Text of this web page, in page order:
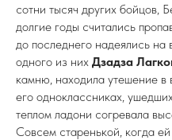
сотни тысяч других бойцов,
долгие годы считались
до последнего надеялись
одного из них Дзадза
камню, находила утешение
его одноклассниках,
теплом ладони согревала
Совсем старенькой, когда